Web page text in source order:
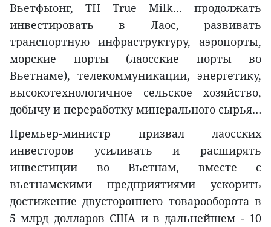
Вьетфыонг, TH True Milk… продолжать
инвестировать в Лаос, развивать
транспортную инфраструктуру, аэропорты,
морские порты (лаосские порты во
Вьетнаме), телекоммуникации, энергетику,
высокотехнологичное сельское хозяйство,
добычу и переработку минерального сырья…
Премьер-министр призвал лаосских
инвесторов усиливать и расширять
инвестиции во Вьетнам, вместе с
вьетнамскими предприятиями ускорить
достижение двустороннего товарооборота в
5 млрд долларов США и в дальнейшем - 10